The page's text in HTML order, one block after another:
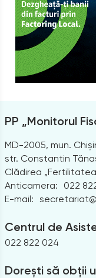
PP „Monitorul
MD-2005, mun.
str. Constantin
Clădirea
Anticamera:
022
E-mail:
Centrul de
022 822 024
Dorești să obții